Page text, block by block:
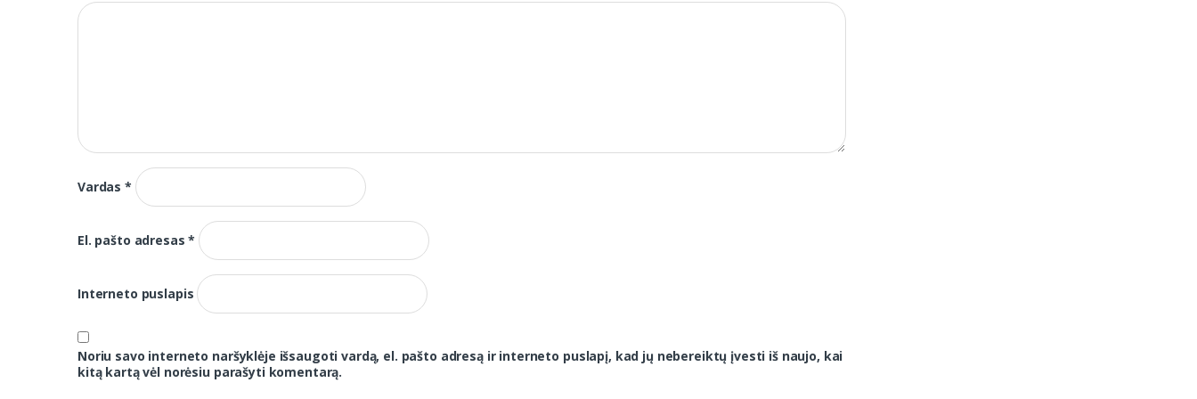
Vardas*
El. pašto adresas*
Interneto puslapis
Noriu savo interneto naršyklėje išsaugoti vardą, el. pašto adresą ir interneto puslapį, kad jų nebereiktų įvesti iš naujo, kai
kitą kartą vėl norėsiu parašyti komentarą.